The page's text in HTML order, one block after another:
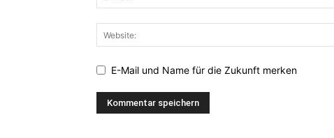
E-Mail und Name für die Zukunft merken